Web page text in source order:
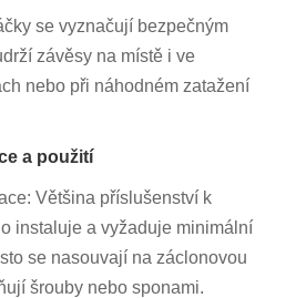
se vyznačují bezpečným
závěsy na místě i ve
nebo při náhodném zatažení
a použití
Většina příslušenství k
instaluje a vyžaduje minimální
se nasouvají na záclonovou
šrouby nebo sponami.